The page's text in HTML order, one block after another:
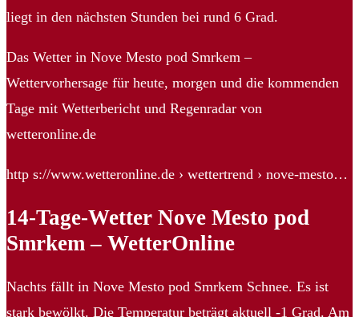
liegt in den nächsten Stunden bei rund 6 Grad.
Das Wetter in Nove Mesto pod Smrkem –
Wettervorhersage für heute, morgen und die kommenden
Tage mit Wetterbericht und Regenradar von
wetteronline.de
http s://www.wetteronline.de › wettertrend › nove-mesto…
14-Tage-Wetter Nove Mesto pod
Smrkem – WetterOnline
Nachts fällt in Nove Mesto pod Smrkem Schnee. Es ist
stark bewölkt. Die Temperatur beträgt aktuell -1 Grad. Am